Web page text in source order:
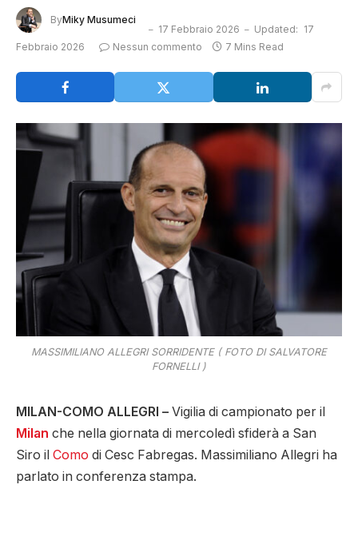
ByMiky Musumeci
17 Febbraio 2026
Updated: 17
Febbraio 2026
Nessun commento 7 Mins Read
MASSIMILIANO ALLEGRI SORRIDENTE ( FOTO DI SALVATORE
FORNELLI )
MILAN-COMO ALLEGRI – Vigilia di campionato per il
Milan che nella giornata di mercoledì sfiderà a San
Siro il Como di Cesc Fabregas. Massimiliano Allegri ha
parlato in conferenza stampa.